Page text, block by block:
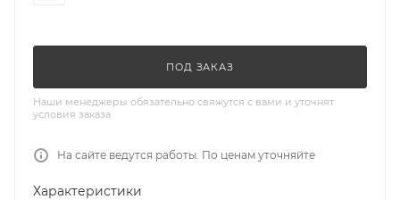
ПОД ЗАКАЗ
Наши менеджеры обязательно свяжутся с вами и уточнят
условия заказа
На сайте ведутся работы. По ценам уточняйте
Характеристики